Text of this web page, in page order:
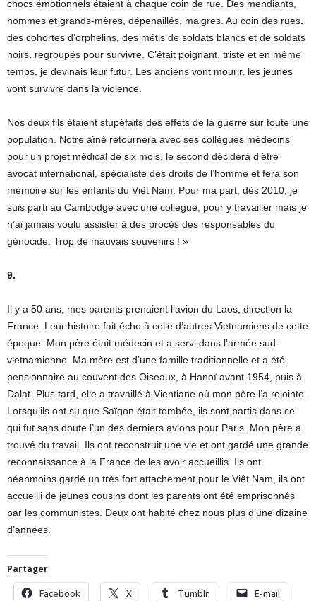
chocs émotionnels étaient à chaque coin de rue. Des mendiants,
hommes et grands-mères, dépenaillés, maigres. Au coin des rues,
des cohortes d’orphelins, des métis de soldats blancs et de soldats
noirs, regroupés pour survivre. C’était poignant, triste et en même
temps, je devinais leur futur. Les anciens vont mourir, les jeunes
vont survivre dans la violence.
Nos deux fils étaient stupéfaits des effets de la guerre sur toute une
population. Notre aîné retournera avec ses collègues médecins
pour un projet médical de six mois, le second décidera d’être
avocat international, spécialiste des droits de l’homme et fera son
mémoire sur les enfants du Viêt Nam. Pour ma part, dès 2010, je
suis parti au Cambodge avec une collègue, pour y travailler mais je
n’ai jamais voulu assister à des procès des responsables du
génocide. Trop de mauvais souvenirs ! »
9.
Il y a 50 ans, mes parents prenaient l’avion du Laos, direction la
France. Leur histoire fait écho à celle d’autres Vietnamiens de cette
époque. Mon père était médecin et a servi dans l’armée sud-
vietnamienne. Ma mère est d’une famille traditionnelle et a été
pensionnaire au couvent des Oiseaux, à Hanoï avant 1954, puis à
Dalat. Plus tard, elle a travaillé à Vientiane où mon père l’a rejointe.
Lorsqu’ils ont su que Saïgon était tombée, ils sont partis dans ce
qui fut sans doute l’un des derniers avions pour Paris. Mon père a
trouvé du travail. Ils ont reconstruit une vie et ont gardé une grande
reconnaissance à la France de les avoir accueillis. Ils ont
néanmoins gardé un très fort attachement pour le Viêt Nam, ils ont
accueilli de jeunes cousins dont les parents ont été emprisonnés
par les communistes. Deux ont habité chez nous plus d’une dizaine
d’années.
Partager
Facebook X Tumblr E-mail